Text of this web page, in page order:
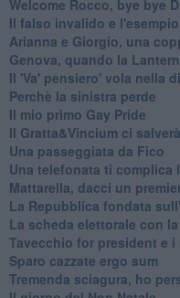
Welcome Rocco, bye bye
Il falso invalido e
Arianna e Giorgio, una
Genova, quando la
Il 'Va' pensiero' vola nella
Perchè la sinistra perde
Il mio primo Gay Pride
Il Gratta&Vincium ci salverà
Una passeggiata da Fico
Una telefonata ti complica
Mattarella, dacci un
La Repubblica fondata
La scheda elettorale con
Tavecchio for president e
Sparo cazzate ergo sum
Tremenda sciagura, ho